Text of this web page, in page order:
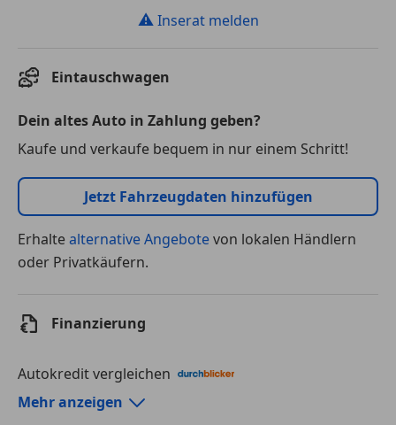
⚠ Inserat melden
Eintauschwagen
Dein altes Auto in Zahlung geben?
Kaufe und verkaufe bequem in nur einem Schritt!
Jetzt Fahrzeugdaten hinzufügen
Erhaltealternative Angebotevon lokalen Händlern
oder Privatkäufern.
Finanzierung
Autokredit vergleichen
Autokredit-Rechner von durchblicker.at
Mehr anzeigen